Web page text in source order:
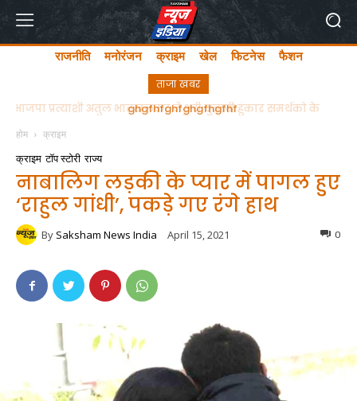
राजनीति मनोरंजन क्राइम खेल फिटनेस फैशन
ताजा खबर
ghgfhfghfghgfhgfhf
होम क्राइम
क्राइम टॉप स्टोरी राज्य
नाबालिग लड़की के प्यार में पागल हुए
‘राहुल गांधी’, पकड़े गए रंगे हाथ
By Saksham News India April 15, 2021 0